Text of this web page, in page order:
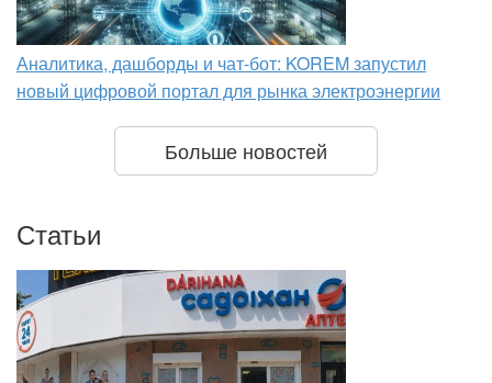
Аналитика, дашборды и чат-бот: KOREM запустил
новый цифровой портал для рынка электроэнергии
Больше новостей
Статьи